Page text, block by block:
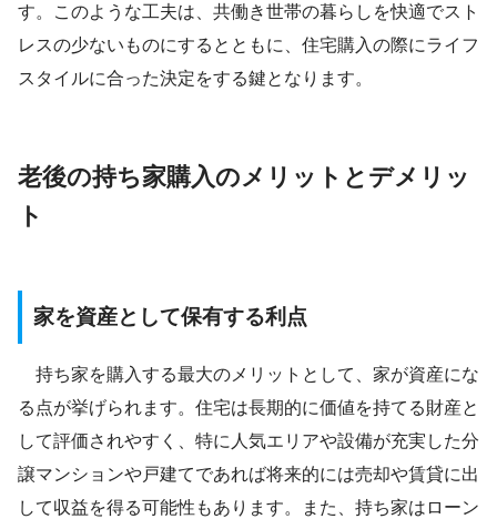
す。このような工夫は、共働き世帯の暮らしを快適でスト
レスの少ないものにするとともに、住宅購入の際にライフ
スタイルに合った決定をする鍵となります。
老後の持ち家購入のメリットとデメリッ
ト
家を資産として保有する利点
持ち家を購入する最大のメリットとして、家が資産にな
る点が挙げられます。住宅は長期的に価値を持てる財産と
して評価されやすく、特に人気エリアや設備が充実した分
譲マンションや戸建てであれば将来的には売却や賃貸に出
して収益を得る可能性もあります。また、持ち家はローン